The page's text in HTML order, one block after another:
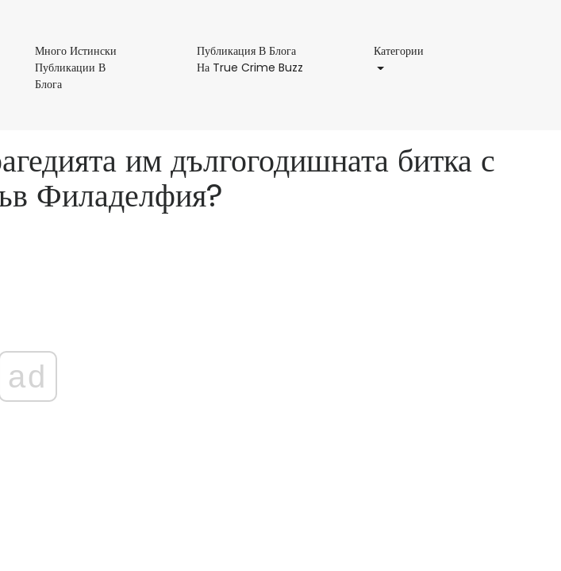
Много Истински
Публикации В
БлогаМного
Публикация В Блога
На True Crime Buzz
Buzz
Категории
им дългогодишната битка с
Филаделфия?
ad